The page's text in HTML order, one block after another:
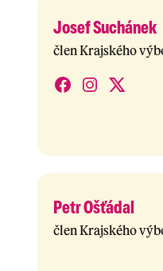
Josef Suchánek
člen Krajského
Petr Ošťádal
člen Krajského